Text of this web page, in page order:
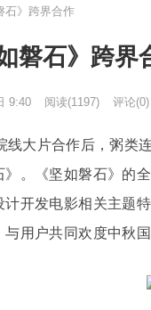
石》跨界合作
磐石》跨界
9:40 阅读(1197) 评论(0)
线大片合作后，粥类
。《坚如磐石》的
开发电影相关主题
用户共同欢度中秋国